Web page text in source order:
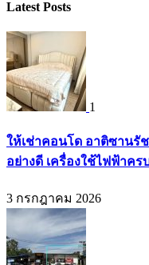
Latest Posts
1
ให้เช่าคอนโด อาติซานรัช
อย่างดี เครื่องใช้ไฟฟ้าคร
3 กรกฎาคม 2026